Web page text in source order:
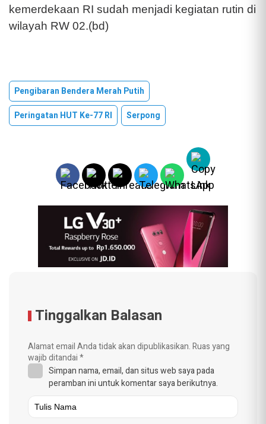
kemerdekaan RI sudah menjadi kegiatan rutin di
wilayah RW 02.(bd)
Pengibaran Bendera Merah Putih
Peringatan HUT Ke-77 RI
Serpong
Tinggalkan Balasan
Alamat email Anda tidak akan dipublikasikan.Ruas yang
wajib ditandai*
Simpan nama, email, dan situs web saya pada
peramban ini untuk komentar saya berikutnya.